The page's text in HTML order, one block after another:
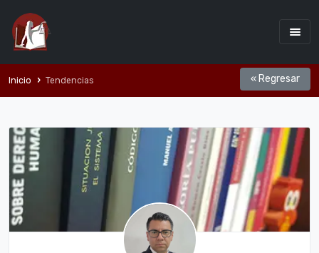
Inicio Tendencias « Regresar